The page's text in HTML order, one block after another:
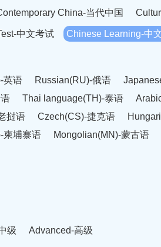
China-当代中国
中文考试 Chinese Learning-中
英语 Russian(RU)-俄语
Thai language(TH)-泰语
挝语 Czech(CS)-捷克语
柬埔寨语 Mongolian(MN)-蒙古语
级 Advanced-高级